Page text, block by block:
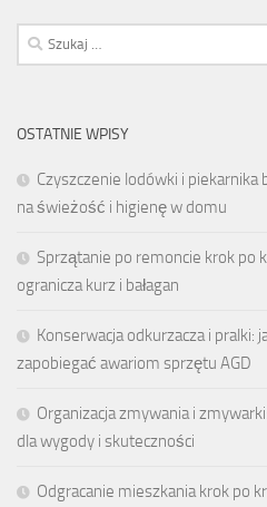
Szukaj:
OSTATNIE WPISY
Czyszczenie lodówki i
na świeżość i higienę w domu
Sprzątanie po remoncie krok po
ogranicza kurz i bałagan
Konserwacja odkurzacza i pralki:
zapobiegać awariom sprzętu AGD
Organizacja zmywania i
dla wygody i skuteczności
Odgracanie mieszkania krok po